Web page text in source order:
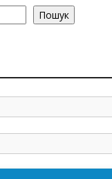
Пошук